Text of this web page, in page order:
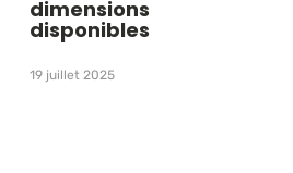
dimensions
disponibles
19 juillet 2025